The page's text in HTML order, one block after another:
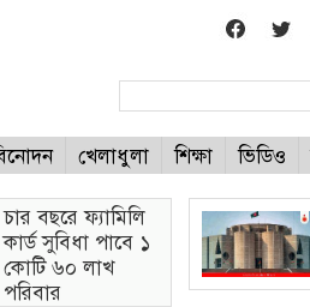
খেলাধুলা শিক্ষা ভিডিও
চার বছরে ফ্যামিলি
কার্ড সুবিধা পাবে ১
কোটি ৬০ লাখ
পরিবার